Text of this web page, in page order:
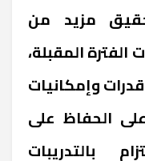
مزيد من
المقبلة،
وإمكانيات
الحفاظ على
بالتدريبات